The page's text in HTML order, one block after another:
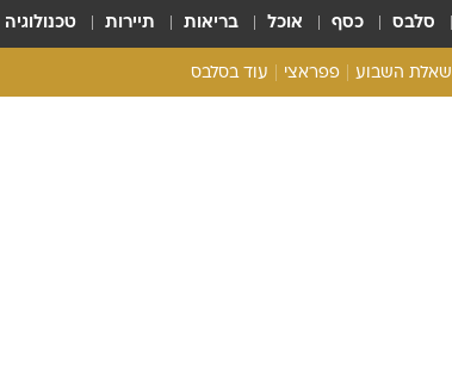
סלבס כסף אוכל בריאות תיירות טכנולוגיה
שאלת השבוע פפראצי עוד בסלבס